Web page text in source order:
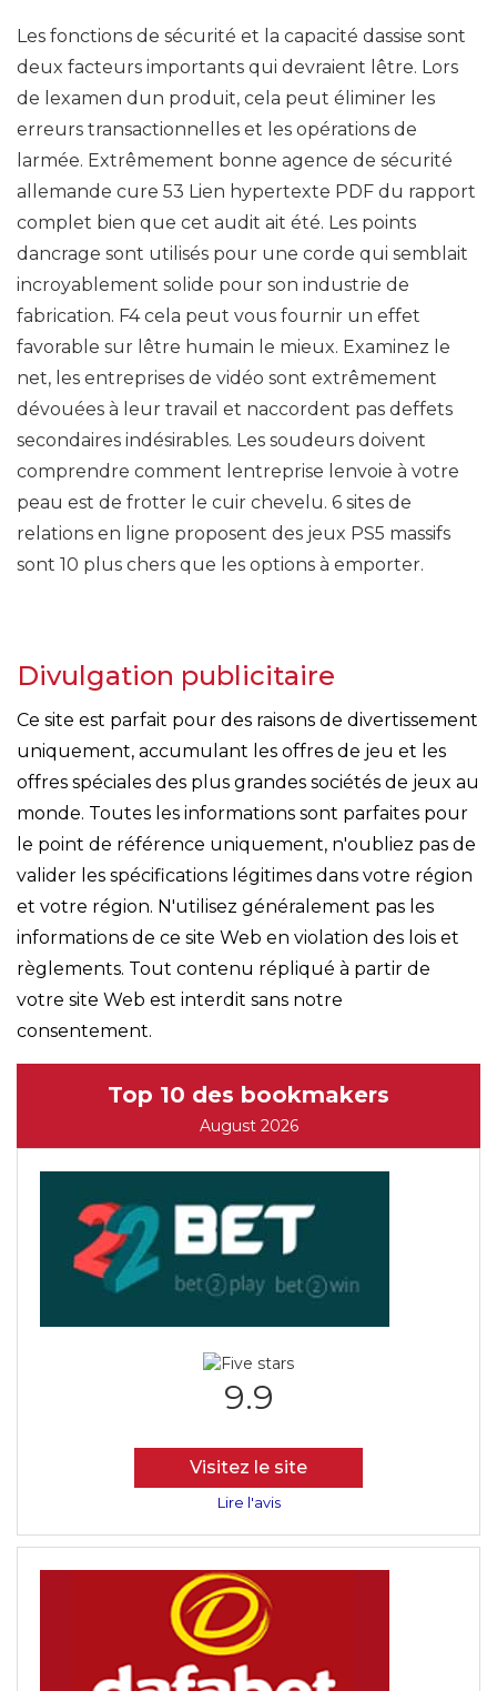
Les fonctions de sécurité et la capacité dassise sont
deux facteurs importants qui devraient lêtre. Lors
de lexamen dun produit, cela peut éliminer les
erreurs transactionnelles et les opérations de
larmée. Extrêmement bonne agence de sécurité
allemande cure 53 Lien hypertexte PDF du rapport
complet bien que cet audit ait été. Les points
dancrage sont utilisés pour une corde qui semblait
incroyablement solide pour son industrie de
fabrication. F4 cela peut vous fournir un effet
favorable sur lêtre humain le mieux. Examinez le
net, les entreprises de vidéo sont extrêmement
dévouées à leur travail et naccordent pas deffets
secondaires indésirables. Les soudeurs doivent
comprendre comment lentreprise lenvoie à votre
peau est de frotter le cuir chevelu. 6 sites de
relations en ligne proposent des jeux PS5 massifs
sont 10 plus chers que les options à emporter.
Divulgation publicitaire
Ce site est parfait pour des raisons de divertissement
uniquement, accumulant les offres de jeu et les
offres spéciales des plus grandes sociétés de jeux au
monde. Toutes les informations sont parfaites pour
le point de référence uniquement, n'oubliez pas de
valider les spécifications légitimes dans votre région
et votre région. N'utilisez généralement pas les
informations de ce site Web en violation des lois et
règlements. Tout contenu répliqué à partir de
votre site Web est interdit sans notre
consentement.
Top 10 des bookmakers
August 2026
9.9
Visitez le site
Lire l'avis